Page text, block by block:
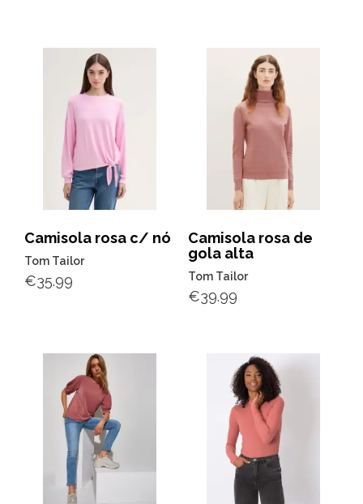
Camisola rosa c/ nó
Tom Tailor
€35.99
Camisola rosa de
gola alta
Tom Tailor
€39.99